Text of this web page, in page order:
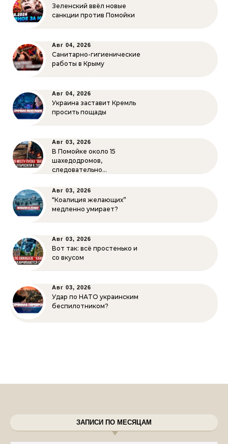
Зеленский ввёл новые
санкции против Помойки
Авг 04, 2026
Санитарно-гигиенические
работы в Крыму
Авг 04, 2026
Украина заставит Кремль
просить пощады
Авг 03, 2026
В Помойке около 15
шахедодромов,
следовательно…
Авг 03, 2026
“Коалиция желающих”
медленно умирает?
Авг 03, 2026
Вот так: всё простенько и
со вкусом
Авг 03, 2026
Удар по НАТО украинским
беспилотником?
ЗАПИСИ ПО МЕСЯЦАМ